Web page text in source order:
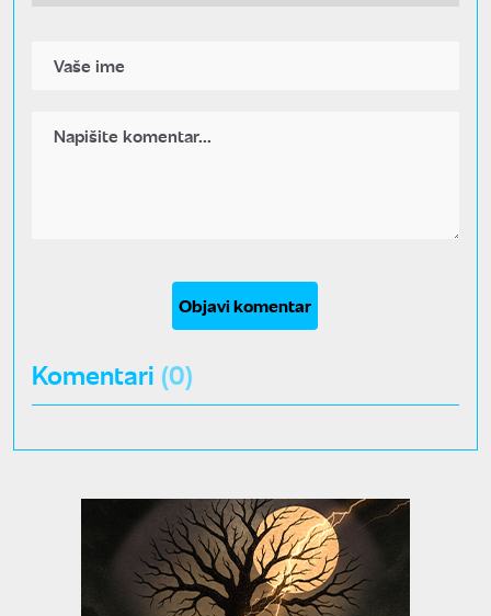
Objavi komentar
Komentari (0)